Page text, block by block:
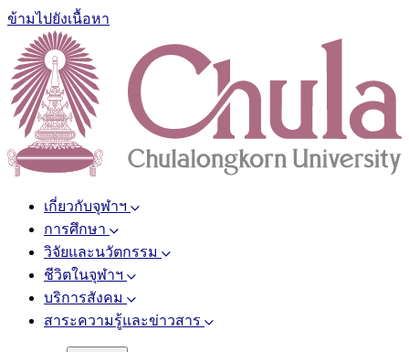
ข้ามไปยังเนื้อหา
เกี่ยวกับจุฬาฯ
การศึกษา
วิจัยและนวัตกรรม
ชีวิตในจุฬาฯ
บริการสังคม
สาระความรู้และข่าวสาร